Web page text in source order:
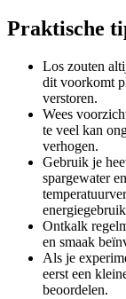
Praktische
Los zouten
dit voorkomt
verstoren.
Wees
te veel kan
verhogen.
Gebruik je
spargewater
Ontkalk
en smaak
Als je
eerst een
beoordelen.